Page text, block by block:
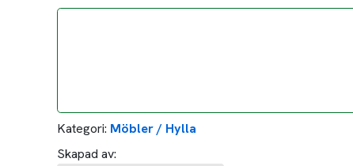
Kategori: Möbler / Hylla
Skapad av: